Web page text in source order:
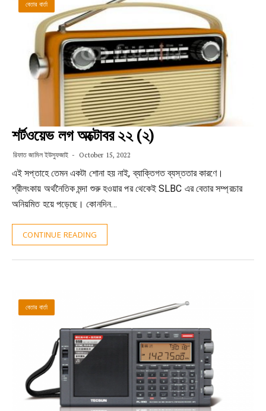
বেতার বার্তা
শর্টওয়েভ লগ অক্টোবর ২২ (২)
রিফাত জামিল ইউসুফজাই October 15, 2022
এই সপ্তাহে তেমন একটা শোনা হয় নাই, ব্যাক্তিগত ব্যস্ততার কারণে।
শ্রীলংকায় অর্থনৈতিক মন্দা শুরু হওয়ার পর থেকেই SLBC এর বেতার সম্প্রচার
অনিয়মিত হয়ে পড়েছে। কোনদিন…
CONTINUE READING
বেতার বার্তা